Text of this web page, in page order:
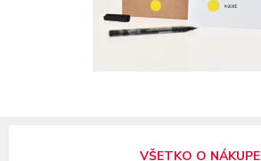
VŠETKO O NÁKUPE